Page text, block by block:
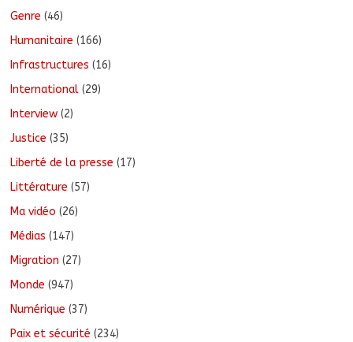
Genre (46)
Humanitaire (166)
Infrastructures (16)
International (29)
Interview (2)
Justice (35)
Liberté de la presse (17)
Littérature (57)
Ma vidéo (26)
Médias (147)
Migration (27)
Monde (947)
Numérique (37)
Paix et sécurité (234)